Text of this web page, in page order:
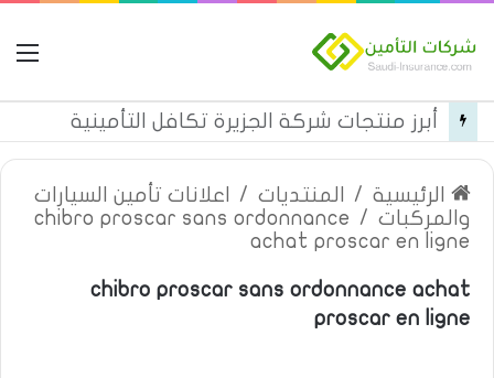
الرئيسية / المنتديات /
اعلانات تأمين السيارات
والمركبات /
chibro proscar sans ordonnance
achat proscar en ligne
chibro proscar sans ordonnance achat
proscar en ligne